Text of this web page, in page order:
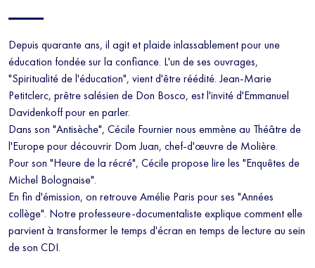
Depuis quarante ans, il agit et plaide inlassablement pour une
éducation fondée sur la confiance. L'un de ses ouvrages,
"Spiritualité de l'éducation", vient d'être réédité. Jean-Marie
Petitclerc, prêtre salésien de Don Bosco, est l'invité d'Emmanuel
Davidenkoff pour en parler.
Dans son "Antisèche", Cécile Fournier nous emmène au Théâtre de
l'Europe pour découvrir Dom Juan, chef-d'œuvre de Molière.
Pour son "Heure de la récré", Cécile propose lire les "Enquêtes de
Michel Bolognaise".
En fin d'émission, on retrouve Amélie Paris pour ses "Années
collège". Notre professeure-documentaliste explique comment elle
parvient à transformer le temps d'écran en temps de lecture au sein
de son CDI.
à tout moment vous désabonner avec le bouton de désinscription qui